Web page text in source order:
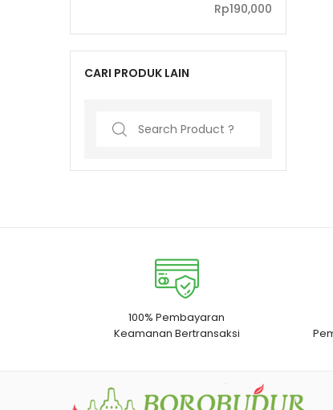
Rp190,000
CARI PRODUK LAIN
100% Pembayaran
Keamanan Bertransaksi